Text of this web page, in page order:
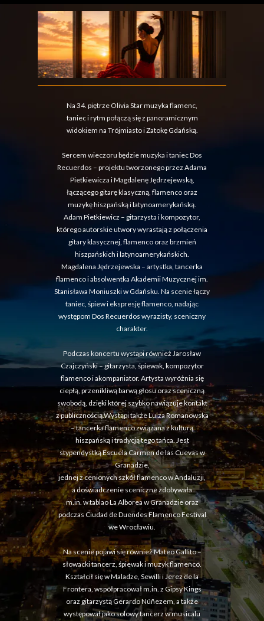
Na 34. piętrze Olivia Star muzyka flamenc,
taniec i rytm połączą się z panoramicznym
widokiem na Trójmiasto i Zatokę Gdańską.
Sercem wieczoru będzie muzyka i taniec Dos
Recuerdos – projektu tworzonego przez Adama
Pietkiewicza i Magdalenę Jędrzejewską,
łączącego gitarę klasyczną, flamenco oraz
muzykę hiszpańską i latynoamerykańską.
Adam Pietkiewicz – gitarzysta i kompozytor,
którego autorskie utwory wyrastają z połączenia
gitary klasycznej, flamenco oraz brzmień
hiszpańskich i latynoamerykańskich.
Magdalena Jędrzejewska – artystka, tancerka
flamenco i absolwentka Akademii Muzycznej im.
Stanisława Moniuszki w Gdańsku. Na scenie łączy
taniec, śpiew i ekspresję flamenco, nadając
występom Dos Recuerdos wyrazisty, sceniczny
charakter.
Podczas koncertu wystąpi również Jarosław
Czajczyński – gitarzysta, śpiewak, kompozytor
flamenco i akompaniator. Artysta wyróżnia się
ciepłą, przenikliwą barwą głosu oraz sceniczną
swobodą, dzięki której szybko nawiązuje kontakt
z publicznością.Wystąpi także Luiza Romanowska
– tancerka flamenco związana z kulturą
hiszpańską i tradycją tego tańca. Jest
stypendystką Escuela Carmen de las Cuevas w
Granadzie,
jednej z cenionych szkół flamenco w Andaluzji,
a doświadczenie sceniczne zdobywała
m.in. w tablao La Alborea w Granadzie oraz
podczas Ciudad de Duendes Flamenco Festival
we Wrocławiu.
Na scenie pojawi się również Mateo Gallito –
słowacki tancerz, śpiewak i muzyk flamenco.
Kształcił się w Maladze, Sewilli i Jerez de la
Frontera, współpracował m.in. z Gipsy Kings
oraz gitarzystą Gerardo Núñezem, a także
występował jako solowy tancerz w musicalu